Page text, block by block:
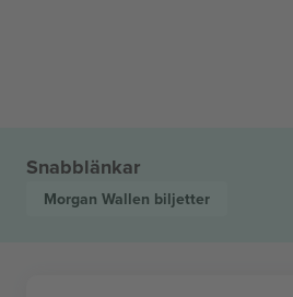
Snabblänkar
Morgan Wallen biljetter